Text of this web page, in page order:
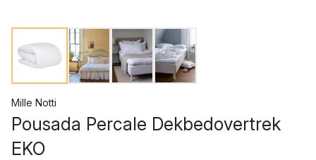
Mille Notti
Pousada Percale Dekbedovertrek
EKO